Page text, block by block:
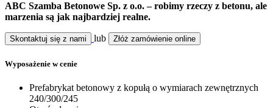
ABC Szamba Betonowe Sp. z o.o. – robimy rzeczy z betonu, ale
marzenia są jak najbardziej realne.
Skontaktuj się z nami lub Złóż zamówienie online
Wyposażenie w cenie
Prefabrykat betonowy z kopułą o wymiarach zewnętrznych
240/300/245